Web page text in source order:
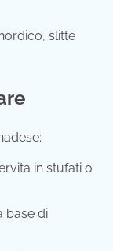
slitte
in stufati o
base di